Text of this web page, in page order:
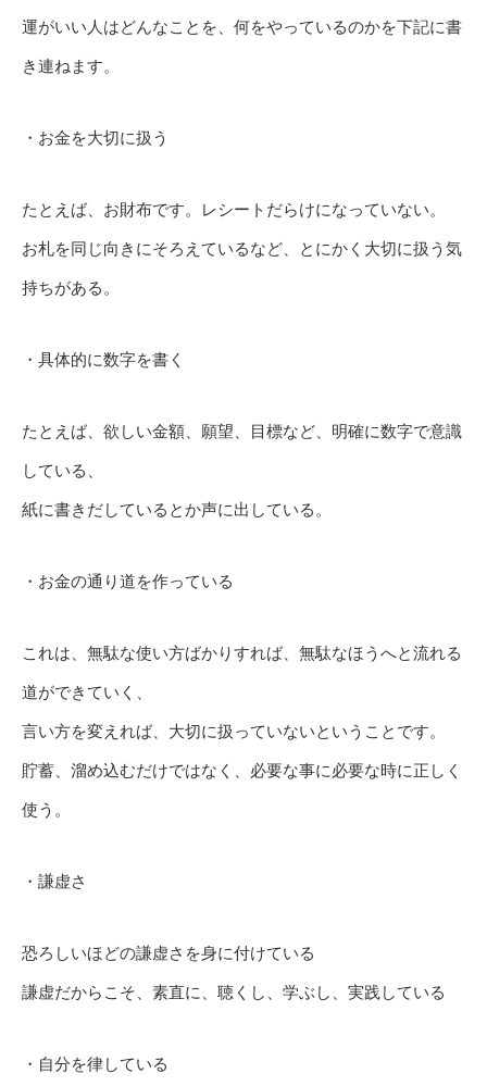
運がいい人はどんなことを、何をやっているのかを下記に書
き連ねます。
・お金を大切に扱う
たとえば、お財布です。レシートだらけになっていない。
お札を同じ向きにそろえているなど、とにかく大切に扱う気
持ちがある。
・具体的に数字を書く
たとえば、欲しい金額、願望、目標など、明確に数字で意識
している、
紙に書きだしているとか声に出している。
・お金の通り道を作っている
これは、無駄な使い方ばかりすれば、無駄なほうへと流れる
道ができていく、
言い方を変えれば、大切に扱っていないということです。
貯蓄、溜め込むだけではなく、必要な事に必要な時に正しく
使う。
・謙虚さ
恐ろしいほどの謙虚さを身に付けている
謙虚だからこそ、素直に、聴くし、学ぶし、実践している
・自分を律している